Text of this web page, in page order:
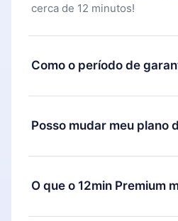
cerca de 12 minutos!
Como o período de
Você pode baixar nosso
aproveitar nossa biblioteca.
não ficar satisfeito com
e solicitar o reembolso do
Posso mudar meu plano
Sim, mas a mudança só se
próximo período de
você decidiu mudar sua
O que o 12min Premium